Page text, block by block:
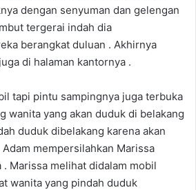
dengan senyuman dan gelengan
tergerai indah dia
berangkat duluan . Akhirnya
di halaman kantornya .
tapi pintu sampingnya juga terbuka
wanita yang akan duduk di belakang
duduk dibelakang karena akan
mempersilahkan Marissa
Marissa melihat didalam mobil
wanita yang pindah duduk